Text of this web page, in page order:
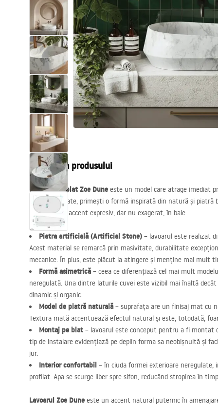
Lavoare
Cazi cu paravane
Baterii sanitare
Dusuri
Bucatarie
Accesorii și mobilier pentru baie
Descrierea produsului
Lavoarul pe blat Zoe Dune este un model care atrage imediat
perfect regulate, primești o formă inspirată din natură și piatră
îți dorești un accent expresiv, dar nu exagerat, în baie.
Piatra artificială (Artificial Stone) – lavoarul este realizat
Acest material se remarcă prin masivitate, durabilitate
mecanice. În plus, este plăcut la atingere și menține mai mult
Formă asimetrică – ceea ce diferențiază cel mai mult
neregulată. Una dintre laturile cuvei este vizibil mai înaltă
dinamic și organic.
Model de piatră naturală – suprafața are un finisaj mat cu
Textura mată accentuează efectul natural și este, totodată,
Montaj pe blat – lavoarul este conceput pentru a fi montat
tip de instalare evidențiază pe deplin forma sa neobișnuită și
jur.
Interior confortabil – în ciuda formei exterioare
profilat. Apa se scurge liber spre sifon, reducând stropirea în
Lavoarul Zoe Dune este un accent natural puternic în